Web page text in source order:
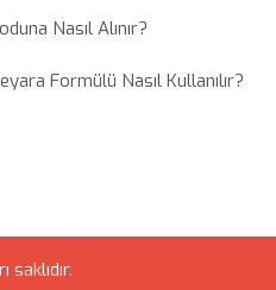
Nasıl Alınır?
Formülü Nasıl Kullanılır?